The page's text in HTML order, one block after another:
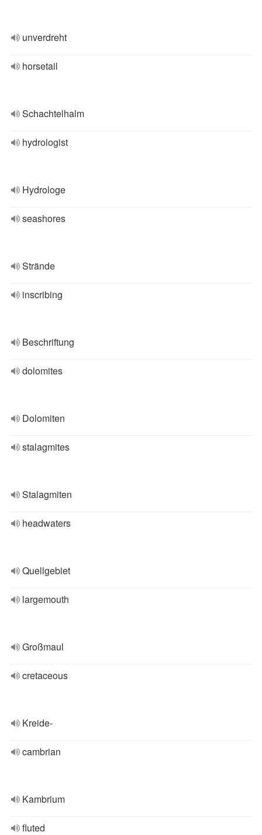
unverdreht
horsetail
Schachtelhalm
hydrologist
Hydrologe
seashores
Strände
inscribing
Beschriftung
dolomites
Dolomiten
stalagmites
Stalagmiten
headwaters
Quellgebiet
largemouth
Großmaul
cretaceous
Kreide-
cambrian
Kambrium
fluted